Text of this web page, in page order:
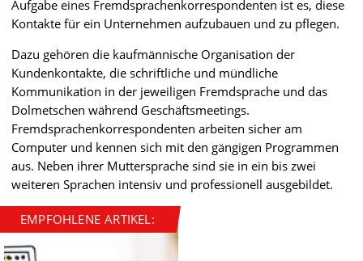
Aufgabe eines Fremdsprachenkorrespondenten ist es, diese
Kontakte für ein Unternehmen aufzubauen und zu pflegen.
Dazu gehören die kaufmännische Organisation der
Kundenkontakte, die schriftliche und mündliche
Kommunikation in der jeweiligen Fremdsprache und das
Dolmetschen während Geschäftsmeetings.
Fremdsprachenkorrespondenten arbeiten sicher am
Computer und kennen sich mit den gängigen Programmen
aus. Neben ihrer Muttersprache sind sie in ein bis zwei
weiteren Sprachen intensiv und professionell ausgebildet.
EMPFOHLENE ARTIKEL: